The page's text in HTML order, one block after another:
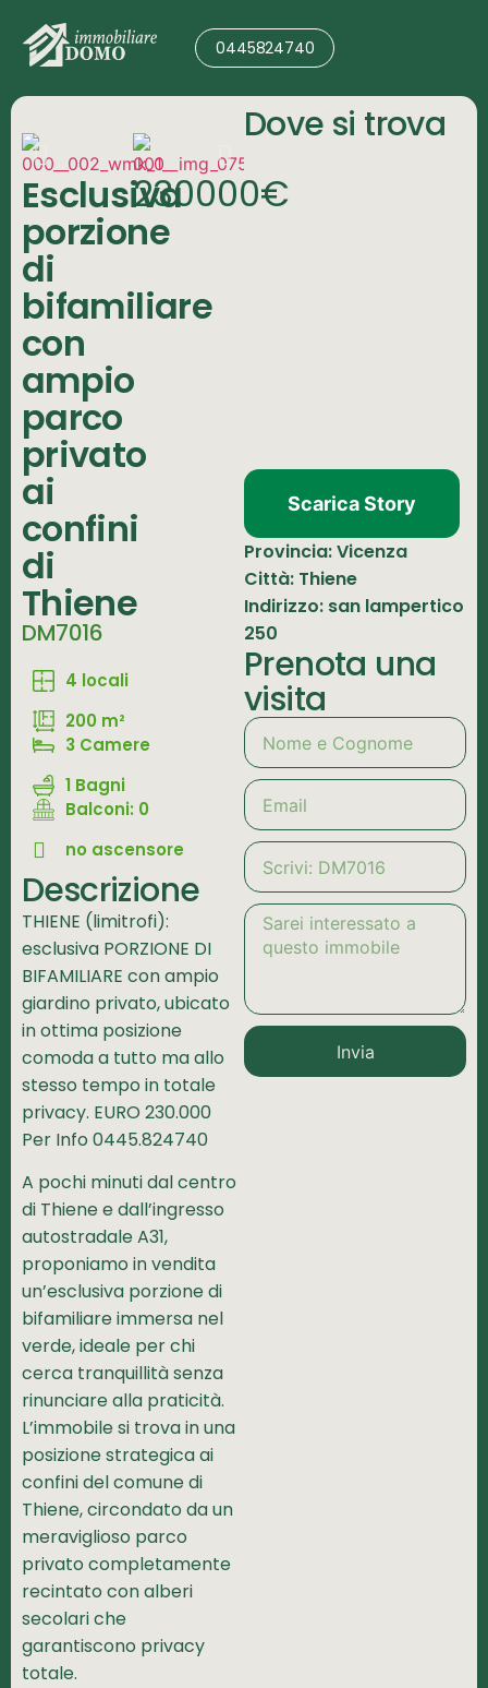
0445824740
Esclusiva
porzione
di
bifamiliare
con
ampio
parco
privato
ai
confini
di
Thiene
DM7016
230000€
4 locali
200 m²
3 Camere
1 Bagni
Balconi: 0
no ascensore
Descrizione
THIENE (limitrofi):
esclusiva PORZIONE DI
BIFAMILIARE con ampio
giardino privato, ubicato
in ottima posizione
comoda a tutto ma allo
stesso tempo in totale
privacy. EURO 230.000
Per Info 0445.824740
A pochi minuti dal centro
di Thiene e dall’ingresso
autostradale A31,
proponiamo in vendita
un’esclusiva porzione di
bifamiliare immersa nel
verde, ideale per chi
cerca tranquillità senza
rinunciare alla praticità.
L’immobile si trova in una
posizione strategica ai
confini del comune di
Thiene, circondato da un
meraviglioso parco
privato completamente
recintato con alberi
secolari che
garantiscono privacy
totale.
Dove si trova
Scarica Story
Provincia: Vicenza
Città: Thiene
Indirizzo: san lampertico
250
Prenota una
visita
Invia